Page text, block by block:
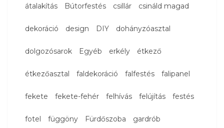
átalakítás Bútorfestés csillár csináld magad
dekoráció design DIY dohányzóasztal
dolgozósarok Egyéb erkély étkező
étkezőasztal faldekoráció falfestés falipanel
fekete fekete-fehér felhívás felújítás festés
fotel függöny Fürdőszoba gardrób